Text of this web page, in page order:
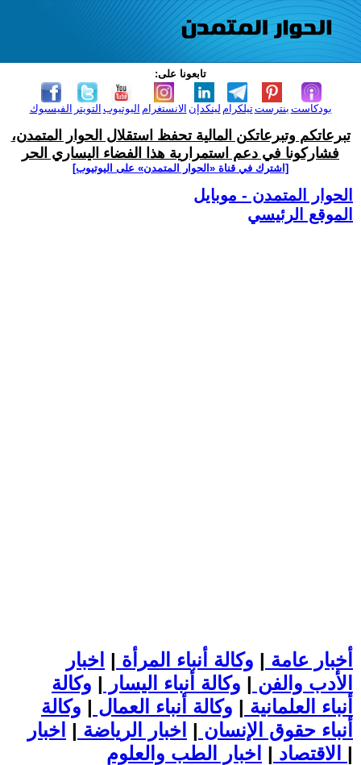
تابعونا على:
الفيسبوك التويتر اليوتيوب الانستغرام لينكدإن تيلكرامبنترست بودكاست
تبرعاتكم وتبرعاتكن المالية تحفظ استقلال الحوار المتمدن،
فشاركونا في دعم استمرارية هذا الفضاء اليساري الحر
[اشترك في قناة ‫«الحوار المتمدن» على اليوتيوب]
الحوار المتمدن - موبايل
الموقع الرئيسي
أخبار عامة | وكالة أنباء المرأة | اخبار
الأدب والفن | وكالة أنباء اليسار | وكالة
أنباء العلمانية | وكالة أنباء العمال | وكالة
أنباء حقوق الإنسان | اخبار الرياضة | اخبار
الاقتصاد | |